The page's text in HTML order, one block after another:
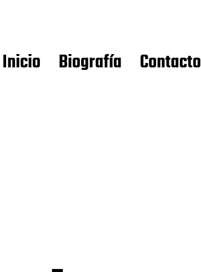
Inicio Biografía Contacto